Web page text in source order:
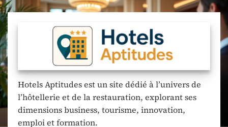
Hotels Aptitudes est un site dédié à l’univers de
l’hôtellerie et de la restauration, explorant ses
dimensions business, tourisme, innovation,
emploi et formation.